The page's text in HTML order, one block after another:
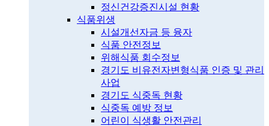
정신건강증진시설 현황
식품위생
시설개선자금 등 융자
식품 안전정보
위해식품 회수정보
경기도 비유전자변형식품 인증 및 관리
사업
경기도 식중독 현황
식중독 예방 정보
어린이 식생활 안전관리